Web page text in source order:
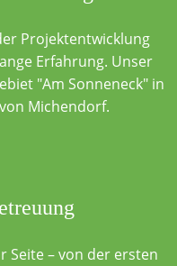
Projektentwicklung
Erfahrung. Unser
"Am Sonneneck" in
Michendorf.
Seite – von der ersten